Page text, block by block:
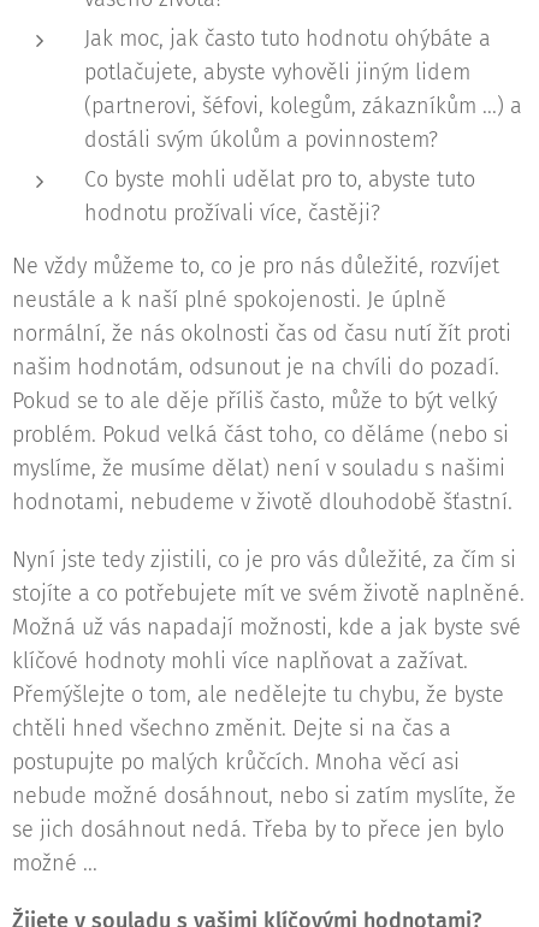
Jak moc, jak často tuto hodnotu ohýbáte a
potlačujete, abyste vyhověli jiným lidem
(partnerovi, šéfovi, kolegům, zákazníkům ...) a
dostáli svým úkolům a povinnostem?
Co byste mohli udělat pro to, abyste tuto
hodnotu prožívali více, častěji?
Ne vždy můžeme to, co je pro nás důležité, rozvíjet
neustále a k naší plné spokojenosti. Je úplně
normální, že nás okolnosti čas od času nutí žít proti
našim hodnotám, odsunout je na chvíli do pozadí.
Pokud se to ale děje příliš často, může to být velký
problém. Pokud velká část toho, co děláme (nebo si
myslíme, že musíme dělat) není v souladu s našimi
hodnotami, nebudeme v životě dlouhodobě šťastní.
Nyní jste tedy zjistili, co je pro vás důležité, za čím si
stojíte a co potřebujete mít ve svém životě naplněné.
Možná už vás napadají možnosti, kde a jak byste své
klíčové hodnoty mohli více naplňovat a zažívat.
Přemýšlejte o tom, ale nedělejte tu chybu, že byste
chtěli hned všechno změnit. Dejte si na čas a
postupujte po malých krůčcích. Mnoha věcí asi
nebude možné dosáhnout, nebo si zatím myslíte, že
se jich dosáhnout nedá. Třeba by to přece jen bylo
možné ...
Žijete v souladu s vašimi klíčovými hodnotami?